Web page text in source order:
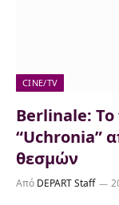
CINE/TV
Berlinale: Το
“Uchronia”
θεσμών
Από DEPART Staff